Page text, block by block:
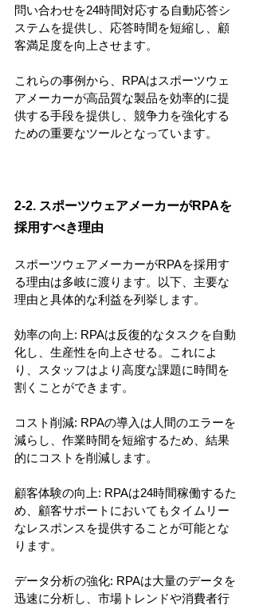
問い合わせを24時間対応する自動応答シ
ステムを提供し、応答時間を短縮し、顧
客満足度を向上させます。
これらの事例から、RPAはスポーツウェ
アメーカーが高品質な製品を効率的に提
供する手段を提供し、競争力を強化する
ための重要なツールとなっています。
2-2. スポーツウェアメーカーがRPAを
採用すべき理由
スポーツウェアメーカーがRPAを採用す
る理由は多岐に渡ります。以下、主要な
理由と具体的な利益を列挙します。
効率の向上: RPAは反復的なタスクを自動
化し、生産性を向上させる。これによ
り、スタッフはより高度な課題に時間を
割くことができます。
コスト削減: RPAの導入は人間のエラーを
減らし、作業時間を短縮するため、結果
的にコストを削減します。
顧客体験の向上: RPAは24時間稼働するた
め、顧客サポートにおいてもタイムリー
なレスポンスを提供することが可能とな
ります。
データ分析の強化: RPAは大量のデータを
迅速に分析し、市場トレンドや消費者行